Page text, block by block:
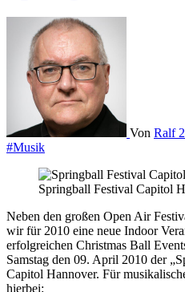
Von Ralf
#Musik
Springball Festival Capitol
Neben den großen Open Air
wir für 2010 eine neue Indoor
erfolgreichen Christmas Ball
Samstag den 09. April 2010 der
Capitol Hannover. Für
hierbei: